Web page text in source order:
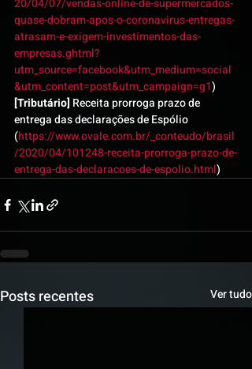
20/04/07/vendas-online-de-supermercados-
quase-dobram-apos-o-coronavirus-entregas-
atrasam-e-exigem-investimentos-das-
empresas.ghtml?
utm_source=facebook&utm_medium=social
&utm_content=post&utm_campaign=g1)
[Tributário] Receita prorroga prazo de
entrega das declarações de Espólio
(https://www.ovale.com.br/_conteudo/brasil
/2020/04/101248-receita-prorroga-prazo-de-
entrega-das-declaracoes-de-espolio.html)
Posts recentes Ver tudo